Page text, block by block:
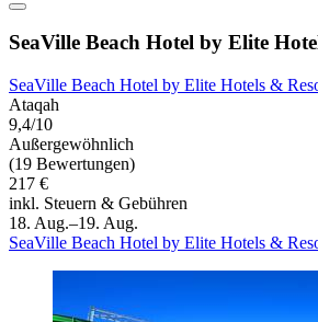
SeaVille Beach Hotel by Elite
SeaVille Beach Hotel by Elite Hotels &
Ataqah
9,4/10
Außergewöhnlich
(19 Bewertungen)
217 €
inkl. Steuern & Gebühren
18. Aug.–19. Aug.
SeaVille Beach Hotel by Elite Hotels &